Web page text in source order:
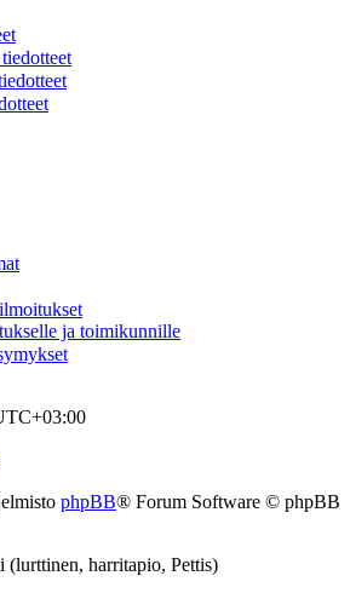
ja toimikunnille
phpBB® Forum Software © phpBB
(lurttinen, harritapio, Pettis)